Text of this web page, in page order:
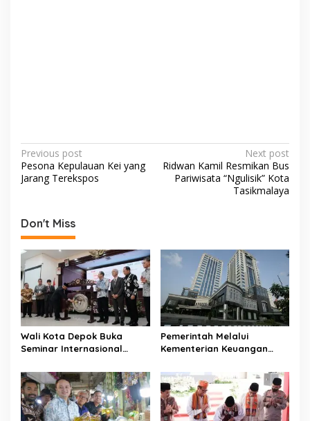
P
o
t
n
a
v
i
g
a
t
i
o
n
Previous post
Pesona Kepulauan Kei yang
Jarang Terekspos
Next post
Ridwan Kamil Resmikan Bus
Pariwisata “Ngulisik” Kota
Tasikmalaya
Don't Miss
Wali Kota Depok Buka
Seminar Internasional
Workshop 2023
Pemerintah Melalui
Kementerian Keuangan
Mencapai 60-80 Persen